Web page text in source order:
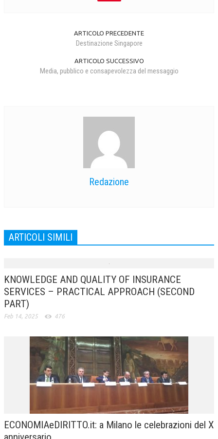
ARTICOLO PRECEDENTE
Destinazione Singapore
ARTICOLO SUCCESSIVO
Media, pubblico e consapevolezza del messaggio
Redazione
ARTICOLI SIMILI
KNOWLEDGE AND QUALITY OF INSURANCE
SERVICES – PRACTICAL APPROACH (SECOND
PART)
Feb 14, 2025 476
ECONOMIAeDIRITTO.it: a Milano le celebrazioni del X